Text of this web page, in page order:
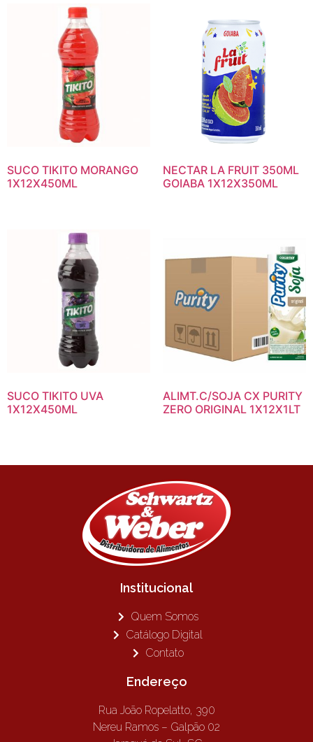
SUCO TIKITO MORANGO
1X12X450ML
NECTAR LA FRUIT 350ML
GOIABA 1X12X350ML
SUCO TIKITO UVA
1X12X450ML
ALIMT.C/SOJA CX PURITY
ZERO ORIGINAL 1X12X1LT
Institucional
Quem Somos
Catálogo Digital
Contato
Endereço
Rua João Ropelatto, 390
Nereu Ramos – Galpão 02